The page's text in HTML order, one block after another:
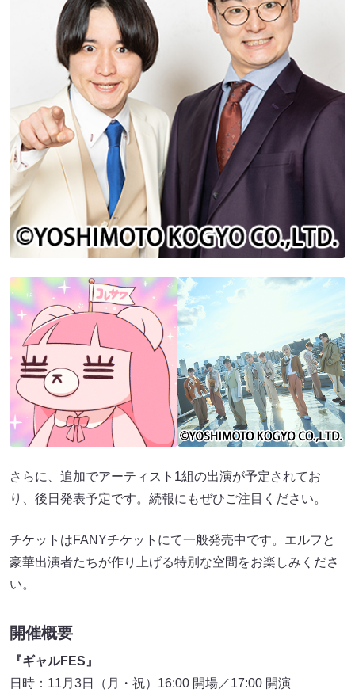
さらに、追加でアーティスト1組の出演が予定されてお
り、後日発表予定です。続報にもぜひご注目ください。
チケットはFANYチケットにて一般発売中です。エルフと
豪華出演者たちが作り上げる特別な空間をお楽しみくださ
い。
開催概要
『ギャルFES』
日時：11月3日（月・祝）16:00 開場／17:00 開演